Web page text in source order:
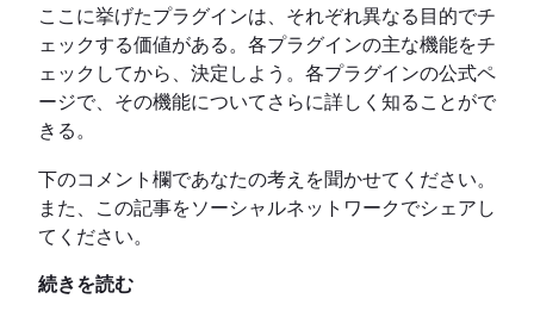
ここに挙げたプラグインは、それぞれ異なる目的でチ
ェックする価値がある。各プラグインの主な機能をチ
ェックしてから、決定しよう。各プラグインの公式ペ
ージで、その機能についてさらに詳しく知ることがで
きる。
下のコメント欄であなたの考えを聞かせてください。
また、この記事をソーシャルネットワークでシェアし
てください。
続きを読む